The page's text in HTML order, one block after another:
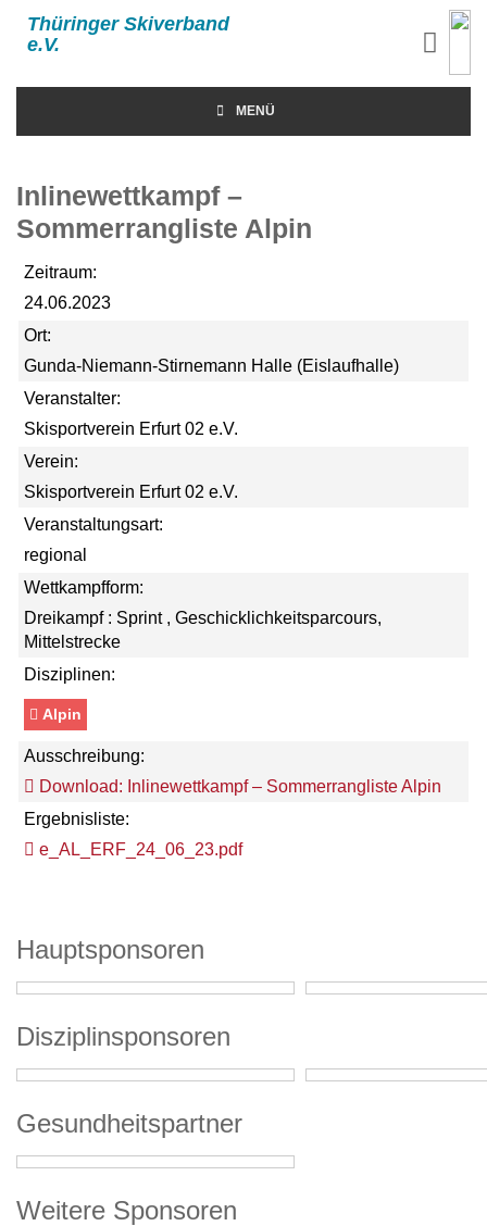
Thüringer Skiverband
e.V.
MENÜ
Inlinewettkampf –
Sommerrangliste Alpin
Zeitraum:
24.06.2023
Ort:
Gunda‐Niemann‐Stirnemann Halle (Eislaufhalle)
Veranstalter:
Skisportverein Erfurt 02 e.V.
Verein:
Skisportverein Erfurt 02 e.V.
Veranstaltungsart:
regional
Wettkampfform:
Dreikampf : Sprint , Geschicklichkeitsparcours,
Mittelstrecke
Disziplinen:
Alpin
Ausschreibung:
Download: Inlinewettkampf – Sommerrangliste Alpin
Ergebnisliste:
e_AL_ERF_24_06_23.pdf
Hauptsponsoren
Disziplinsponsoren
Gesundheitspartner
Weitere Sponsoren